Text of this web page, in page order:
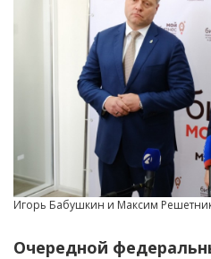
Игорь Бабушкин и Максим
Очередной